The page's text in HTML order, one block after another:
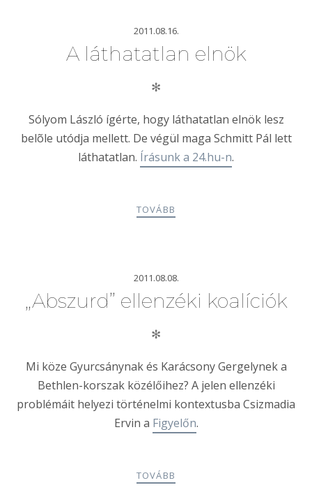
2011.08.16.
A láthatatlan elnök
✻
Sólyom László ígérte, hogy láthatatlan elnök lesz
belõle utódja mellett. De végül maga Schmitt Pál lett
láthatatlan. Írásunk a 24.hu-n.
TOVÁBB
2011.08.08.
„Abszurd” ellenzéki koalíciók
✻
Mi köze Gyurcsánynak és Karácsony Gergelynek a
Bethlen-korszak közélőihez? A jelen ellenzéki
problémáit helyezi történelmi kontextusba Csizmadia
Ervin a Figyelőn.
TOVÁBB